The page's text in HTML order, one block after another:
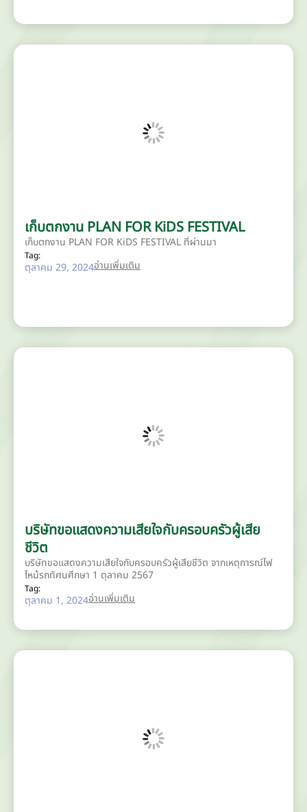
เก็บตกงาน PLAN FOR KiDS FESTIVAL
เก็บตกงาน PLAN FOR KiDS FESTIVAL ที่ผ่านมา
Tag:
ตุลาคม 29, 2024อ่านเพิ่มเติม
บริษัทขอแสดงความเสียใจกับครอบครัวผู้เสีย
ชีวิต
บริษัทขอแสดงความเสียใจกับครอบครัวผู้เสียชีวิต จากเหตุการณ์ไฟ
ไหม้รถทัศนศึกษา 1 ตุลาคม 2567
Tag:
ตุลาคม 1, 2024อ่านเพิ่มเติม